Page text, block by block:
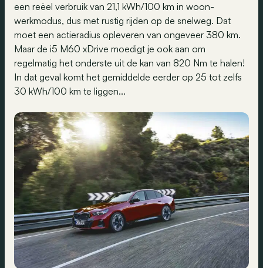
een reëel verbruik van 21,1 kWh/100 km in woon-
werkmodus, dus met rustig rijden op de snelweg. Dat
moet een actieradius opleveren van ongeveer 380 km.
Maar de i5 M60 xDrive moedigt je ook aan om
regelmatig het onderste uit de kan van 820 Nm te halen!
In dat geval komt het gemiddelde eerder op 25 tot zelfs
30 kWh/100 km te liggen...